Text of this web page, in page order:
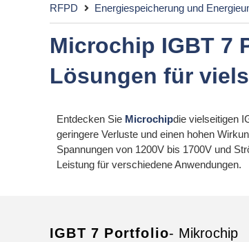
RFPD Energiespeicherung und
Microchip IGBT 7
Lösungen für
Entdecken Sie Microchipdie vielseitigen
geringere Verluste und einen hohen
Spannungen von 1200V bis 1700V und
Leistung für verschiedene Anwendungen.
IGBT 7 Portfolio- Mikrochip